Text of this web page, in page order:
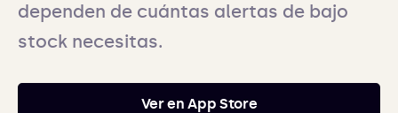
dependen de cuántas alertas de bajo
stock necesitas.
Ver en App Store